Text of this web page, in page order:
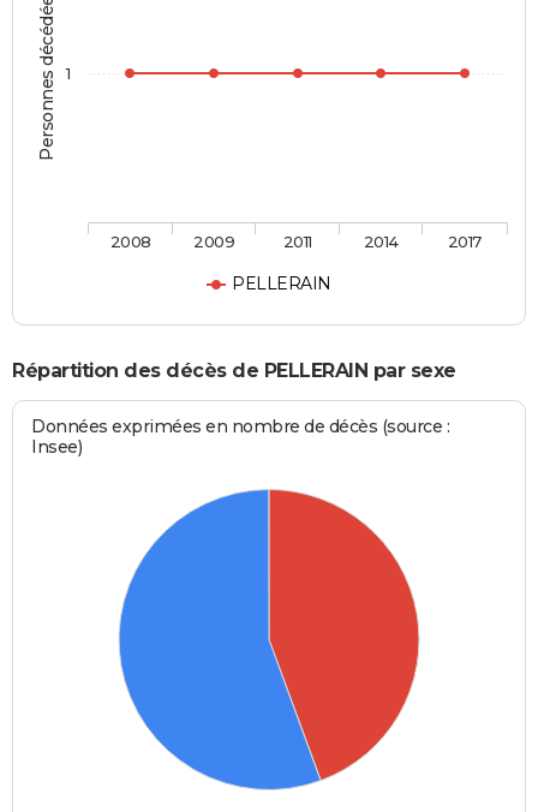
Personnes décédées
PELLERAIN
2008 2009 2011 2014 2017
1
Répartition des décès de PELLERAIN par sexe
Données exprimées en nombre de décès (source :
Insee)